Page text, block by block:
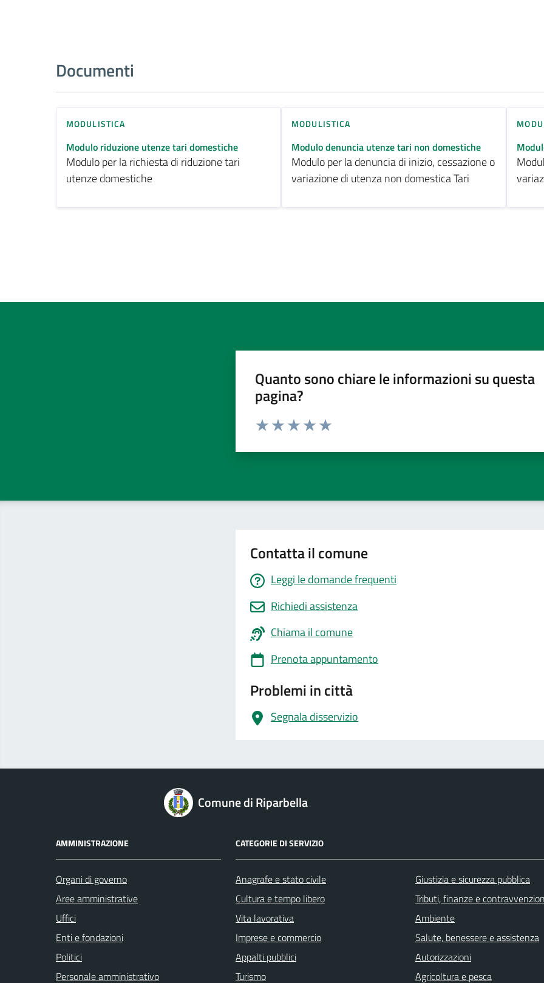
Documenti
MODULISTICA
Modulo riduzione utenze tari domestiche
Modulo per la richiesta di riduzione tari
utenze domestiche
MODULISTICA
Modulo denuncia utenze tari non domestiche
Modulo per la denuncia di inizio, cessazione o
variazione di utenza non domestica Tari
Quanto sono chiare le informazioni su questa
pagina?
Valuta da 1 a 5 stelle la pagina
Contatta il comune
Leggi le domande frequenti
Richiedi assistenza
Chiama il comune
Prenota appuntamento
Problemi in città
Segnala disservizio
Comune di Riparbella
AMMINISTRAZIONE
Organi di governo
Aree amministrative
Uffici
Enti e fondazioni
Politici
Personale amministrativo
CATEGORIE DI SERVIZIO
Anagrafe e stato civile
Cultura e tempo libero
Vita lavorativa
Imprese e commercio
Appalti pubblici
Turismo
Giustizia e sicurezza pubblica
Tributi, finanze e
Ambiente
Salute, benessere e assistenza
Autorizzazioni
Agricoltura e pesca